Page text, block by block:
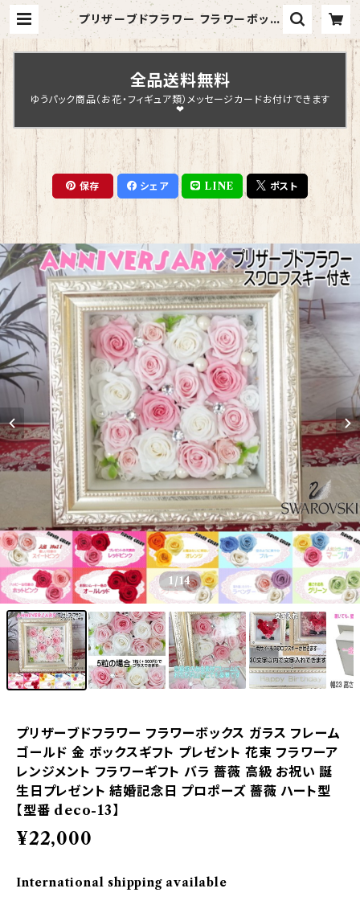
プリザーブドフラワー フラワーボック
ス ガラス フレーム ゴールド 金 ボッ
クスギフト プレゼント 花束 フラワー
アレンジメント フラワーギフト バラ
薔薇 高級 お祝い 誕生日プレゼント
結婚記念日 プロポーズ 薔薇 ハート
型 【型番 deco-13】 | Chopin De
sign
全品送料無料
ゆうパック商品（お花・フィギュア類）メッセージカードお付けできます
❤
保存 シェア LINE ポスト
1 /14
プリザーブドフラワー フラワーボックス ガラス フレーム
ゴールド 金 ボックスギフト プレゼント 花束 フラワーア
レンジメント フラワーギフト バラ 薔薇 高級 お祝い 誕
生日プレゼント 結婚記念日 プロポーズ 薔薇 ハート型
【型番 deco-13】
¥22,000
International shipping available